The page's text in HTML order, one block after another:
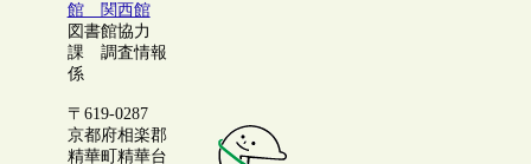
館 関西館
図書館協力
課 調査情報
係
〒619-0287
京都府相楽郡
精華町精華台